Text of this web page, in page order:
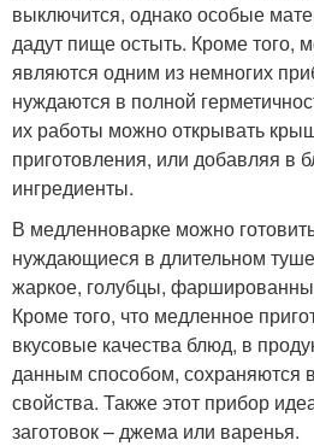
выключится, однако особые
дадут пище остыть. Кроме того,
являются одним из немногих
нуждаются в полной
их работы можно открывать
приготовления, или добавляя в
ингредиенты.
В медленноварке можно
нуждающиеся в длительном
жаркое, голубцы,
Кроме того, что медленное
вкусовые качества блюд, в
данным способом, сохраняются
свойства. Также этот прибор
заготовок – джема или варенья.